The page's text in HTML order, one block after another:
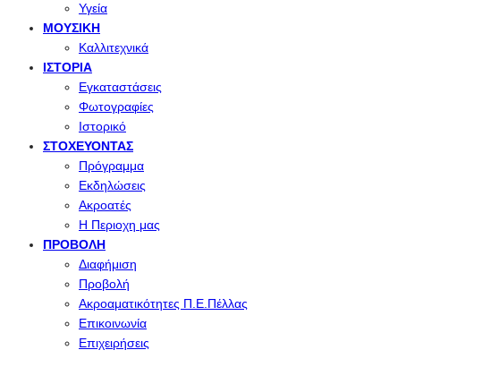
Υγεία
ΜΟΥΣΙΚΉ
Καλλιτεχνικά
ΙΣΤΟΡΊΑ
Εγκαταστάσεις
Φωτογραφίες
Ιστορικό
ΣΤΟΧΕΎΟΝΤΑΣ
Πρόγραμμα
Εκδηλώσεις
Ακροατές
Η Περιοχη μας
ΠΡΟΒΟΛΉ
Διαφήμιση
Προβολή
Ακροαματικότητες Π.Ε.Πέλλας
Επικοινωνία
Επιχειρήσεις